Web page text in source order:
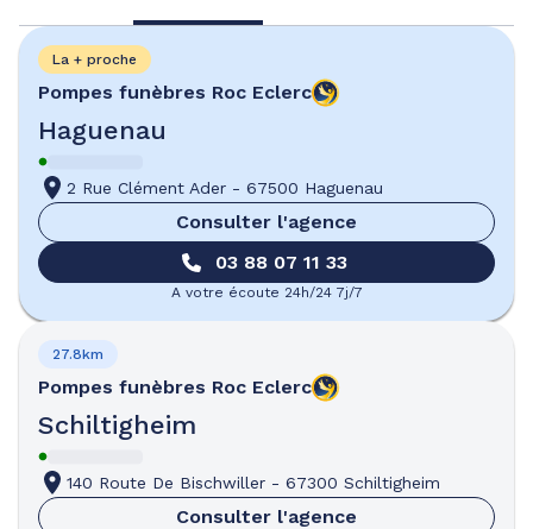
Pompes funèbres Roc Eclerc
Haguenau
La + proche
2 Rue Clément Ader - 67500 Haguenau
Consulter l'agence
03 88 07 11 33
A votre écoute 24h/24 7j/7
Pompes funèbres Roc Eclerc
Schiltigheim
27.8km
140 Route De Bischwiller - 67300 Schiltigheim
Consulter l'agence